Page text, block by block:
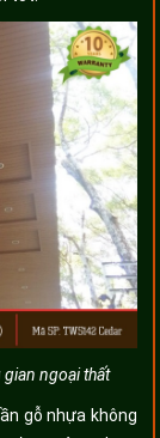
gian ngoại thất
gỗ nhựa không